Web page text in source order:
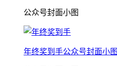
公众号封面小图
年终奖到手公众号封面小图